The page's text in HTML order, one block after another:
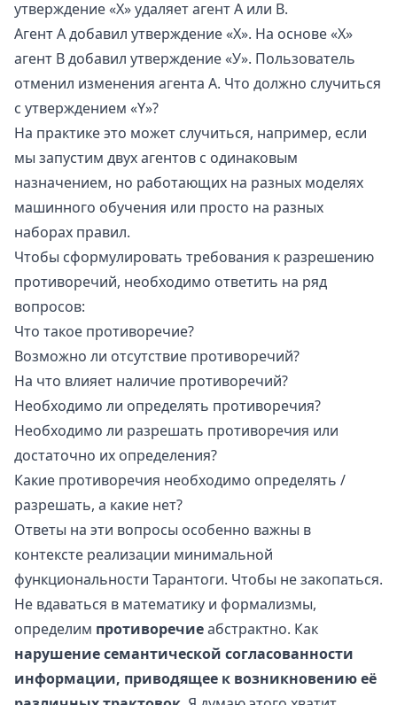
утверждение «X» удаляет агент А или B.
Агент A добавил утверждение «X». На основе «X»
агент B добавил утверждение «У». Пользователь
отменил изменения агента A. Что должно случиться
с утверждением «Y»?
На практике это может случиться, например, если
мы запустим двух агентов с одинаковым
назначением, но работающих на разных моделях
машинного обучения или просто на разных
наборах правил.
Чтобы сформулировать требования к разрешению
противоречий, необходимо ответить на ряд
вопросов:
Что такое противоречие?
Возможно ли отсутствие противоречий?
На что влияет наличие противоречий?
Необходимо ли определять противоречия?
Необходимо ли разрешать противоречия или
достаточно их определения?
Какие противоречия необходимо определять /
разрешать, а какие нет?
Ответы на эти вопросы особенно важны в
контексте реализации минимальной
функциональности Тарантоги. Чтобы не закопаться.
Не вдаваться в математику и формализмы,
определим противоречиеабстрактно. Как
нарушение семантической согласованности
информации, приводящее к возникновению её